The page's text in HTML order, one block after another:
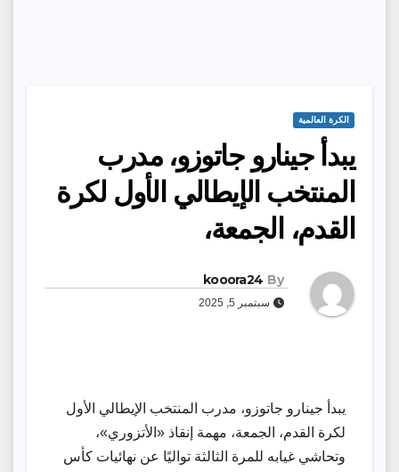
الكرة العالمية
يبدأ جينارو جاتوزو، مدرب
المنتخب الإيطالي الأول لكرة
القدم، الجمعة،
By
kooora24
سبتمبر 5, 2025
يبدأ جينارو جاتوزو، مدرب المنتخب الإيطالي الأول
لكرة القدم، الجمعة، مهمة إنقاذ «الأتزوري»،
وتحاشي غيابه للمرة الثالثة تواليًا عن نهائيات كأس